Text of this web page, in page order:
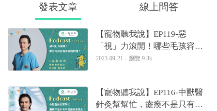
發表文章 線上問答
【寵物聽我說】EP119-惡
「視」力滾開！哪些毛孩容易
有眼睛問題？｜專業獸醫—許
2023-09-21．瀏覽 9.3k
【寵物聽我說】EP116-中獸醫
針灸幫幫忙，癱瘓不是只有年